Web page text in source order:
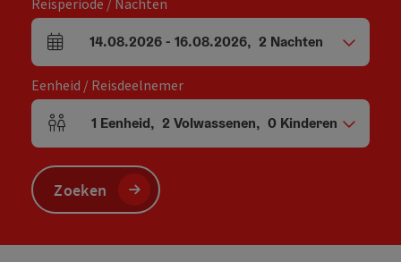
Reisperiode / Nachten
Velden voor aankomst en vertrek
14.08.2026- 16.08.2026, 2 Nachten
Eenheid / Reisdeelnemer
Aantal eenheden en persoonsvelden
1 Eenheid, 2 Volwassenen, 0 Kinderen
Zoeken